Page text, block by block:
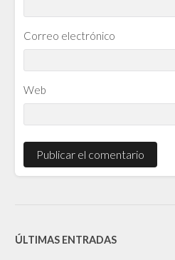
Correo electrónico
Web
ÚLTIMAS ENTRADAS